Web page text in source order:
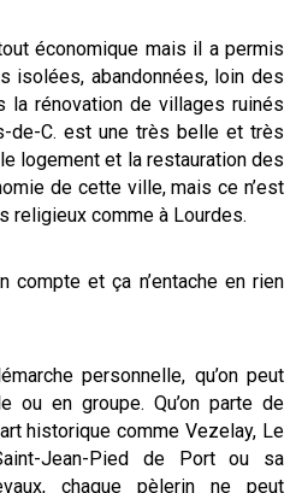
économique mais il a permis
isolées, abandonnées, loin des
rénovation de villages ruinés
de-C. est une très belle et très
logement et la restauration des
de cette ville, mais ce n’est
religieux comme à Lourdes.
compte et ça n’entache en rien
personnelle, qu’on peut
ou en groupe. Qu’on parte de
historique comme Vezelay, Le
Jean-Pied de Port ou sa
chaque pèlerin ne peut